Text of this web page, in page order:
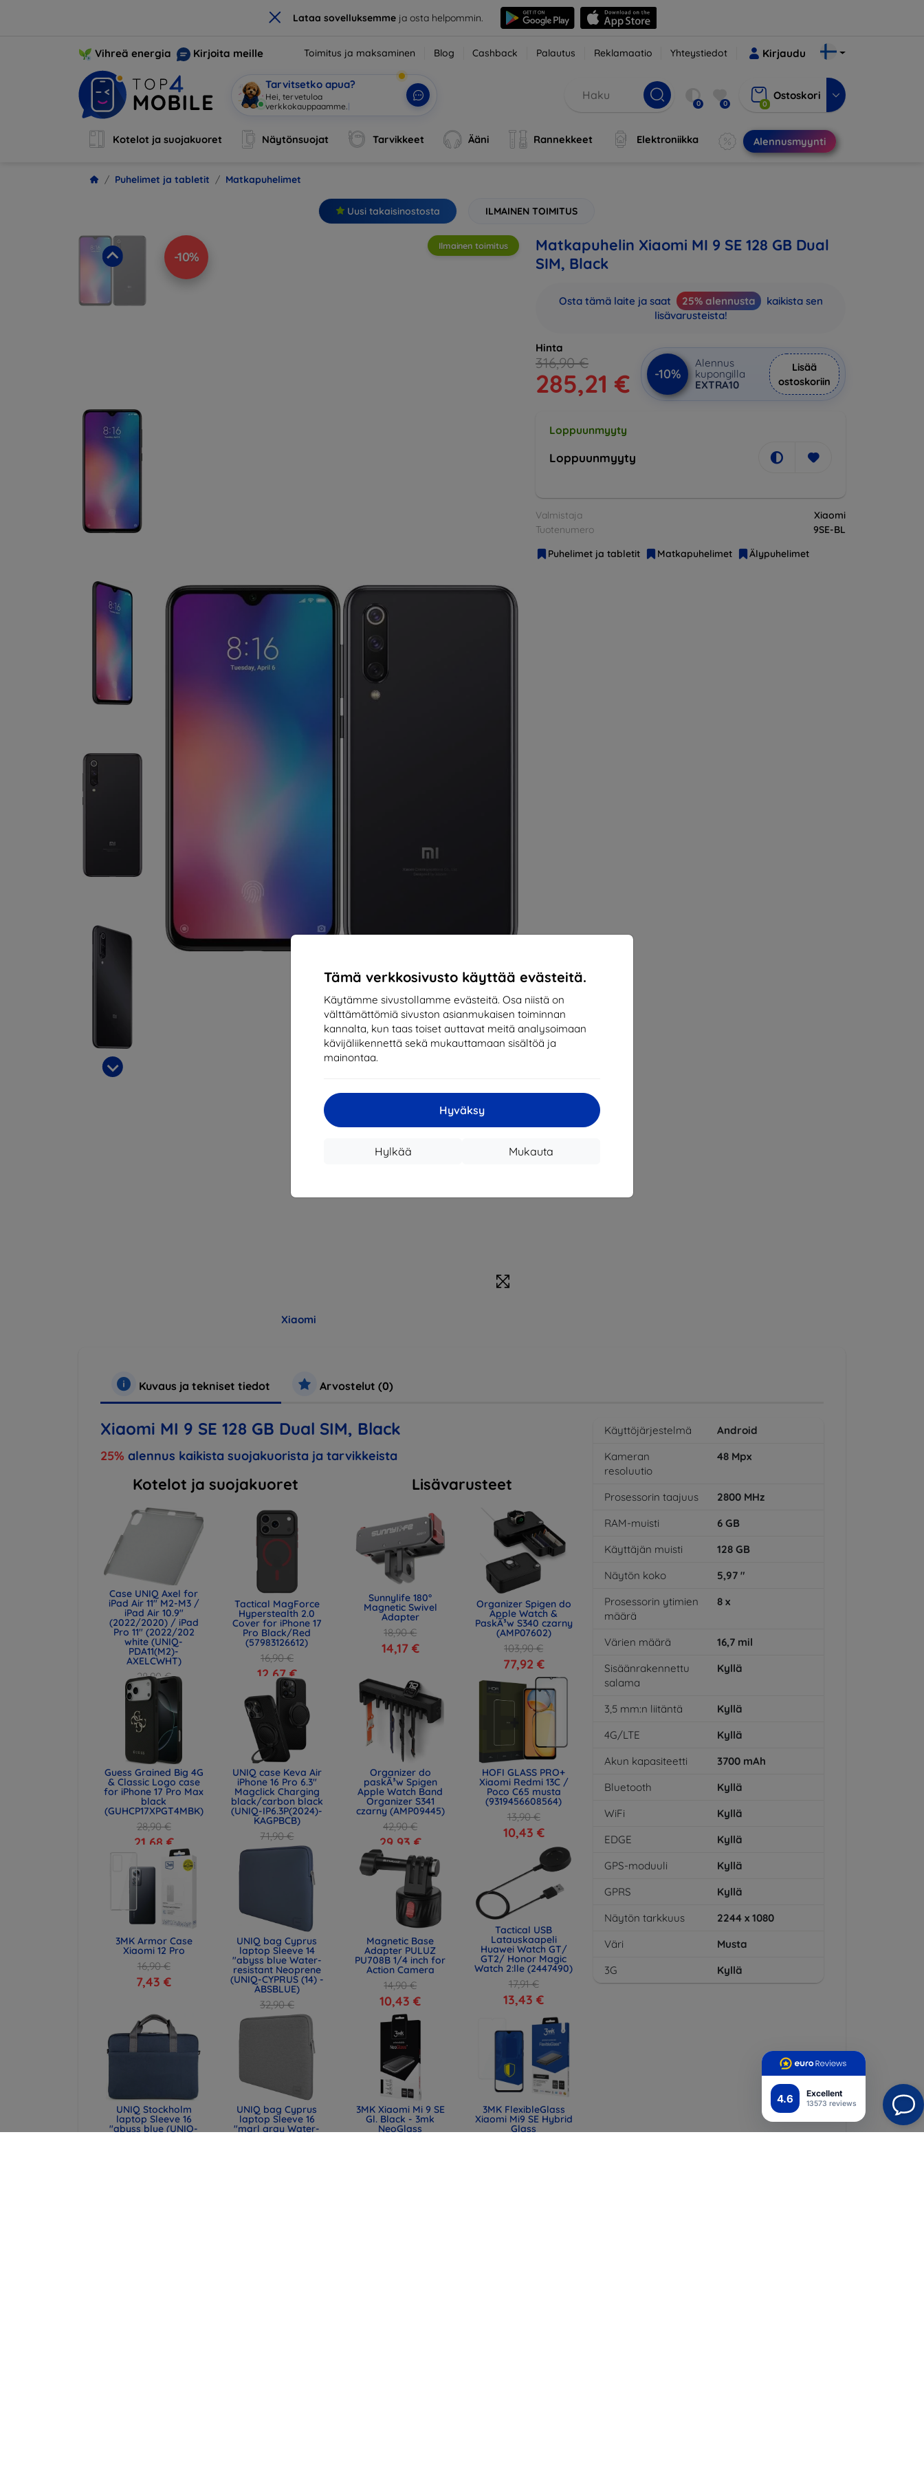
× Lataa sovelluksemmeja osta helpommin.
4.6 Excellent
13573 reviews
Tämä verkkosivusto käyttää evästeitä.
Käytämme sivustollamme evästeitä. Osa niistä on
välttämättömiä sivuston asianmukaisen toiminnan
kannalta, kun taas toiset auttavat meitä analysoimaan
kävijäliikennettä sekä mukauttamaan sisältöä ja
mainontaa.
Hyväksy
Mukauta
Hylkää
Vihreä energia Kirjoita meille Toimitus ja maksaminen Blog Cashback Palautus Reklamaatio Yhteystiedot Kirjaudu
Tarvitsetko apua?
Ole| 0 0 0
Ostoskori
Kotelot ja suojakuoret Näytönsuojat Tarvikkeet Ääni Rannekkeet Elektroniikka Alennusmyynti
Puhelimet ja tabletit Matkapuhelimet
Uusi takaisinostosta ILMAINEN TOIMITUS
-10%
Ilmainen toimitus
Xiaomi
Matkapuhelin Xiaomi MI 9 SE 128 GB Dual
SIM, Black
Osta tämä laite ja saat 25% alennusta
kaikista sen
lisävarusteista!
Hinta
316,90 €
285,21 € -10%
Alennus
kupongilla
EXTRA10
Lisää
ostoskoriin
Loppuunmyyty
Loppuunmyyty
Valmistaja
Xiaomi
Tuotenumero
9SE-BL
Puhelimet ja tabletit
Matkapuhelimet Älypuhelimet
Kuvaus ja tekniset tiedot Arvostelut (0)
Xiaomi MI 9 SE 128 GB Dual SIM, Black
25% alennus kaikista suojakuorista ja tarvikkeista
Kotelot ja suojakuoret
Case UNIQ Axel for
iPad Air 11" M2-M3 /
iPad Air 10.9"
(2022/2020) / iPad
Pro 11" (2022/202
white (UNIQ-
PDA11(M2)-
AXELCWHT)
28,90 €
21,68 €
Tactical MagForce
Hyperstealth 2.0
Cover for iPhone 17
Pro Black/Red
(57983126612)
16,90 €
12,67 €
Guess Grained Big 4G
& Classic Logo case
for iPhone 17 Pro Max
black
(GUHCP17XPGT4MBK)
28,90 €
21,68 €
UNIQ case Keva Air
iPhone 16 Pro 6.3"
Magclick Charging
black/carbon black
(UNIQ-IP6.3P(2024)-
KAGPBCB)
71,90 €
53,93 €
3MK Armor Case
Xiaomi 12 Pro
16,90 €
7,43 €
UNIQ bag Cyprus
laptop Sleeve 14
"abyss blue Water-
resistant Neoprene
(UNIQ-CYPRUS (14) -
ABSBLUE)
32,90 €
24,68 €
UNIQ Stockholm
laptop Sleeve 16
"abyss blue (UNIQ-
UNIQ bag Cyprus
laptop Sleeve 16
"marl gray Water-
Lisävarusteet
Sunnylife 180°
Magnetic Swivel
Adapter
18,90 €
14,17 €
Organizer Spigen do
Apple Watch &
PaskÃ³w S340 czarny
(AMP07602)
103,90 €
77,92 €
Organizer do
paskÃ³w Spigen
Apple Watch Band
Organizer S341
czarny (AMP09445)
42,90 €
29,93 €
HOFI GLASS PRO+
Xiaomi Redmi 13C /
Poco C65 musta
(9319456608564)
13,90 €
10,43 €
Magnetic Base
Adapter PULUZ
PU708B 1/4 inch for
Action Camera
14,90 €
10,43 €
Tactical USB
Latauskaapeli
Huawei Watch GT/
GT2/ Honor Magic
Watch 2:lle (2447490)
17,91 €
13,43 €
3MK Xiaomi Mi 9 SE
Gl. Black - 3mk
NeoGlass
3MK FlexibleGlass
Xiaomi Mi9 SE Hybrid
Glass
Käyttöjärjestelmä
Android
Kameran
resoluutio
48 Mpx
Prosessorin taajuus 2800 MHz
RAM-muisti
6 GB
Käyttäjän muisti
128 GB
Näytön koko
5,97 "
Prosessorin ytimien
määrä
8 x
Värien määrä 16,7 mil
Sisäänrakennettu
salama
Kyllä
3,5 mm:n liitäntä
Kyllä
4G/LTE
Kyllä
Akun kapasiteetti
3700 mAh
Bluetooth
Kyllä
WiFi
Kyllä
EDGE
Kyllä
GPS-moduuli
Kyllä
GPRS
Kyllä
Näytön tarkkuus
2244 x 1080
Väri
Musta
3G
Kyllä